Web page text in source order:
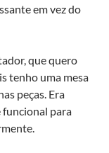
em vez do
que quero
tenho uma mesa
peças. Era
funcional para